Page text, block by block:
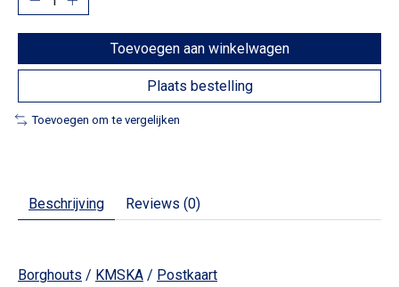
Toevoegen aan winkelwagen
Plaats bestelling
Toevoegen om te vergelijken
Beschrijving Reviews (0)
Borghouts / KMSKA / Postkaart